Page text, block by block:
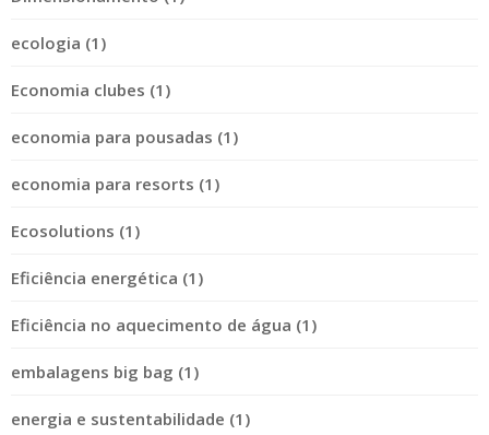
ecologia (1)
Economia clubes (1)
economia para pousadas (1)
economia para resorts (1)
Ecosolutions (1)
Eficiência energética (1)
Eficiência no aquecimento de água (1)
embalagens big bag (1)
energia e sustentabilidade (1)